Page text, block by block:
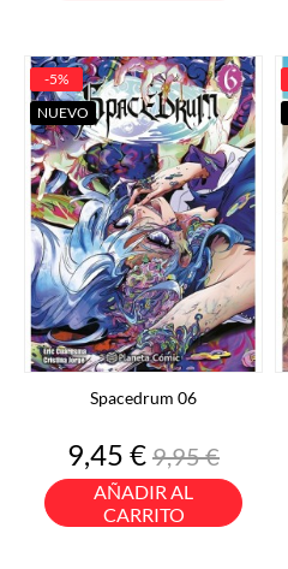
Spacedrum 06
Precio
9,45 €Precio
base
9,95 €
AÑADIR AL
CARRITO
-5%
NUEVO